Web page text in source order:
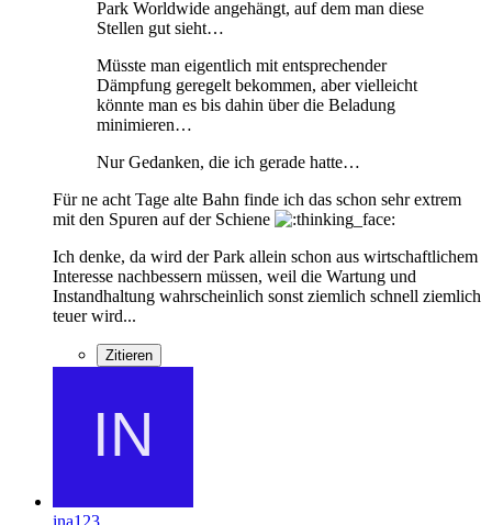
Park Worldwide angehängt, auf dem man diese
Stellen gut sieht…
Müsste man eigentlich mit entsprechender
Dämpfung geregelt bekommen, aber vielleicht
könnte man es bis dahin über die Beladung
minimieren…
Nur Gedanken, die ich gerade hatte…
Für ne acht Tage alte Bahn finde ich das schon sehr extrem
mit den Spuren auf der Schiene
Ich denke, da wird der Park allein schon aus wirtschaftlichem
Interesse nachbessern müssen, weil die Wartung und
Instandhaltung wahrscheinlich sonst ziemlich schnell ziemlich
teuer wird...
Zitieren
ina123